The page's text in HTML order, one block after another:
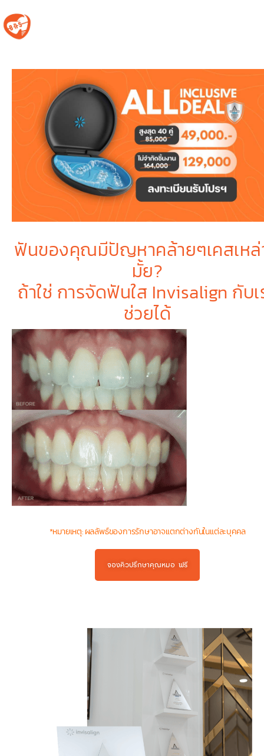
ฟันของคุณมีปัญหาคล้ายๆเคสเห
มั้ย?
ถ้าใช่ การจัดฟันใส Invisalign กับเ
ช่วยได้
*หมายเหตุ: ผลลัพธ์ของการรักษาอาจแตกต่างกันในแต่ละบุคคล
จองคิวปรึกษาคุณหมอ ฟรี